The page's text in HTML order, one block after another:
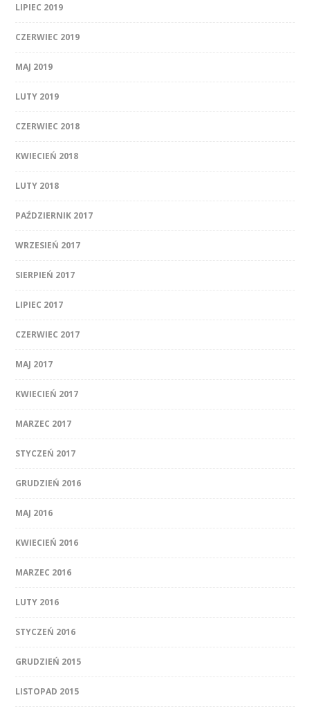
LIPIEC 2019
CZERWIEC 2019
MAJ 2019
LUTY 2019
CZERWIEC 2018
KWIECIEŃ 2018
LUTY 2018
PAŹDZIERNIK 2017
WRZESIEŃ 2017
SIERPIEŃ 2017
LIPIEC 2017
CZERWIEC 2017
MAJ 2017
KWIECIEŃ 2017
MARZEC 2017
STYCZEŃ 2017
GRUDZIEŃ 2016
MAJ 2016
KWIECIEŃ 2016
MARZEC 2016
LUTY 2016
STYCZEŃ 2016
GRUDZIEŃ 2015
LISTOPAD 2015